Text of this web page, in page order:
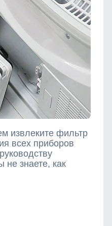
извлеките фильтр
всех приборов
не знаете, как